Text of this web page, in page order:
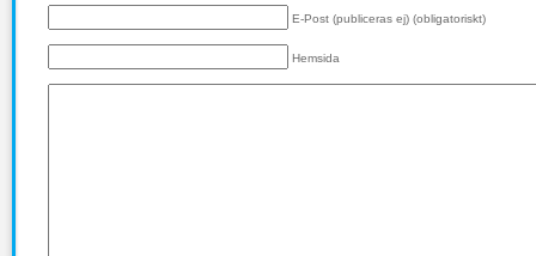
E-Post (publiceras ej) (obligatoriskt)
Hemsida